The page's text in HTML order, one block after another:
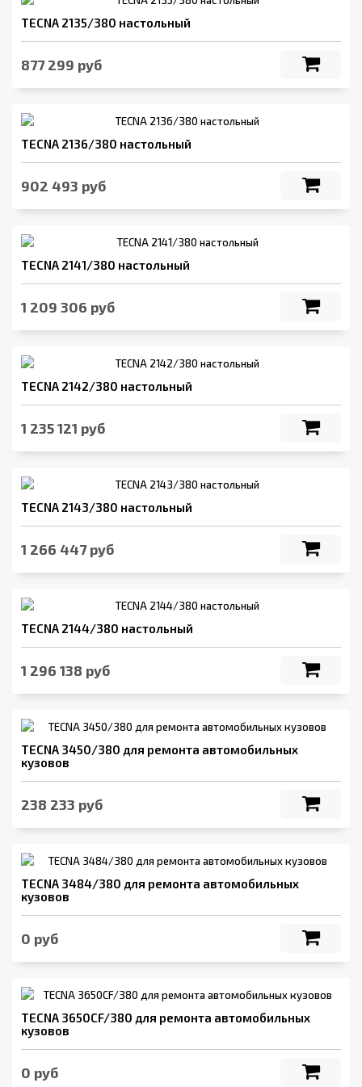
TECNA 2135/380 настольный
877 299 руб
TECNA 2136/380 настольный
902 493 руб
TECNA 2141/380 настольный
1 209 306 руб
TECNA 2142/380 настольный
1 235 121 руб
TECNA 2143/380 настольный
1 266 447 руб
TECNA 2144/380 настольный
1 296 138 руб
TECNA 3450/380 для ремонта автомобильных
кузовов
238 233 руб
TECNA 3484/380 для ремонта автомобильных
кузовов
0 руб
TECNA 3650CF/380 для ремонта автомобильных
кузовов
0 руб